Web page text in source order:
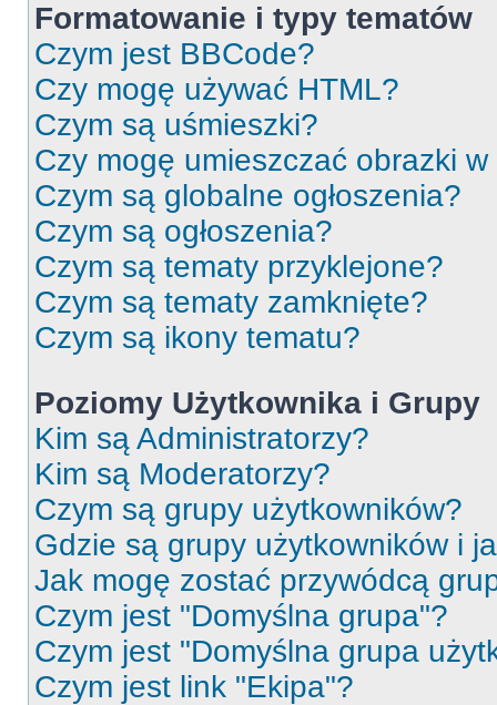
Formatowanie i typy tematów
Czym jest BBCode?
Czy mogę używać HTML?
Czym są uśmieszki?
Czy mogę umieszczać obrazki
Czym są globalne ogłoszenia?
Czym są ogłoszenia?
Czym są tematy przyklejone?
Czym są tematy zamknięte?
Czym są ikony tematu?
Poziomy Użytkownika i Grupy
Kim są Administratorzy?
Kim są Moderatorzy?
Czym są grupy użytkowników?
Gdzie są grupy użytkowników i
Jak mogę zostać przywódcą
Czym jest "Domyślna grupa"?
Czym jest "Domyślna grupa
Czym jest link "Ekipa"?